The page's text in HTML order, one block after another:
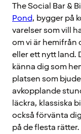
The Social Bar &
Pond, bygger på
varelser som vill
om vi är hemifrån
eller ett nytt land.
känna dig som
platsen som
avkopplande
läckra, klassiska
också förvänta
på de flesta rätter.